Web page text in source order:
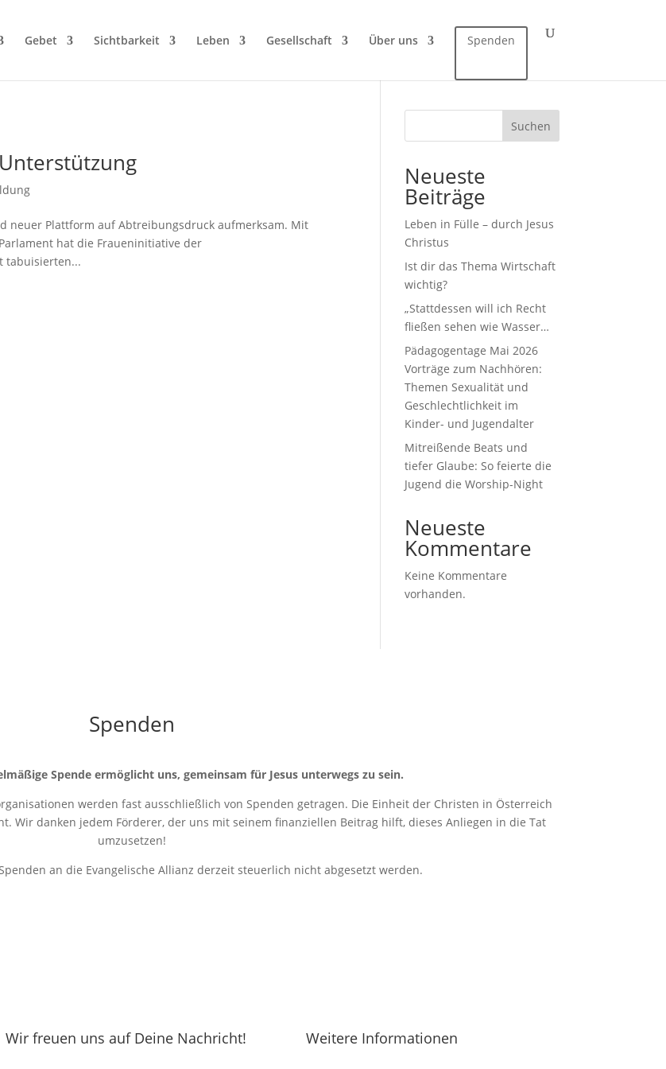
Gebet Sichtbarkeit Leben Gesellschaft Über uns Spenden
neuer Plattform auf Abtreibungsdruck aufmerksam. Mit
hat die Fraueninitiative der
tabuisierten...
Suchen
Neueste
Beiträge
Leben in Fülle – durch Jesus
Christus
Ist dir das Thema Wirtschaft
wichtig?
„Stattdessen will ich Recht
fließen sehen wie Wasser…
Pädagogentage Mai 2026
Vorträge zum Nachhören:
Themen Sexualität und
Geschlechtlichkeit im
Kinder- und Jugendalter
Mitreißende Beats und
tiefer Glaube: So feierte die
Jugend die Worship-Night
Neueste
Kommentare
Keine Kommentare
vorhanden.
Spenden
Spende ermöglicht uns, gemeinsam für Jesus unterwegs zu sein.
werden fast ausschließlich von Spenden getragen. Die Einheit der Christen in Österreich
Wir danken jedem Förderer, der uns mit seinem finanziellen Beitrag hilft, dieses Anliegen in die Tat
umzusetzen!
an die Evangelische Allianz derzeit steuerlich nicht abgesetzt werden.
Wir freuen uns auf Deine Nachricht! Weitere Informationen